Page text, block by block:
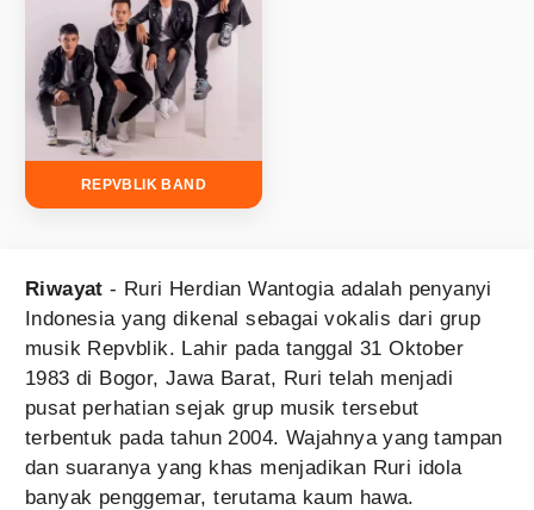
REPVBLIK BAND
Riwayat - Ruri Herdian Wantogia adalah penyanyi
Indonesia yang dikenal sebagai vokalis dari grup
musik Repvblik. Lahir pada tanggal 31 Oktober
1983 di Bogor, Jawa Barat, Ruri telah menjadi
pusat perhatian sejak grup musik tersebut
terbentuk pada tahun 2004. Wajahnya yang tampan
dan suaranya yang khas menjadikan Ruri idola
banyak penggemar, terutama kaum hawa.